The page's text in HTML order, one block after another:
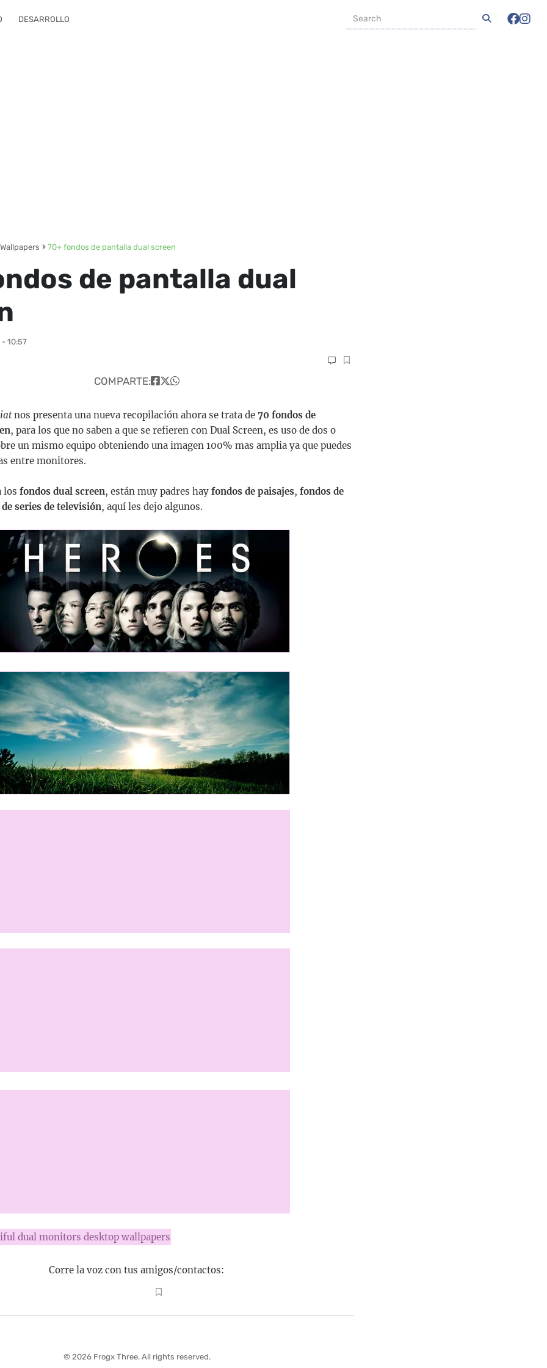
DESARROLLO
Wallpapers 70+ fondos de pantalla dual screen
de pantalla dual
- 10:57
COMPARTE:
nos presenta una nueva recopilación ahora se trata de 70 fondos de
, para los que no saben a que se refieren con Dual Screen, es uso de dos o
un mismo equipo obteniendo una imagen 100% mas amplia ya que puedes
entre monitores.
los fondos dual screen, están muy padres hay fondos de paisajes, fondos de
series de televisión, aquí les dejo algunos.
dual monitors desktop wallpapers
Corre la voz con tus amigos/contactos:
© 2026 Frogx Three. All rights reserved.